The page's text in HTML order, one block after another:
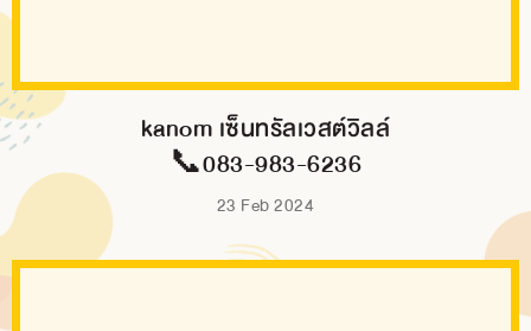
kanom เซ็นทรัลเวสต์วิลล์
📞083-983-6236
23 Feb 2024